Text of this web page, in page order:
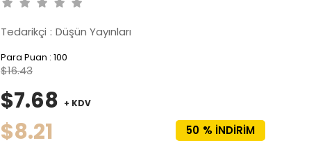
Tedarikçi : Düşün Yayınları
Para Puan : 100
%
50 İNDIRIM
$16.43
$7.68 + KDV
$8.21